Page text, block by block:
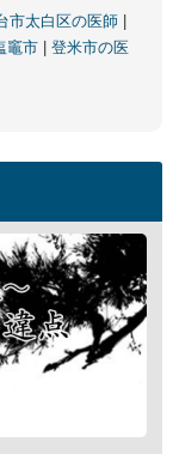
市太白区の医師
竈市
登米市の医